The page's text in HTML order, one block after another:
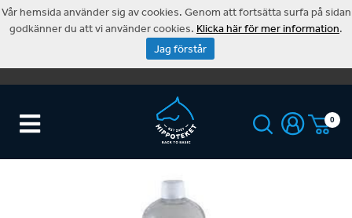
0
Vår hemsida använder sig av cookies. Genom att fortsätta surfa på sidan
godkänner du att vi använder cookies. Klicka här för mer information.
Jag förstår